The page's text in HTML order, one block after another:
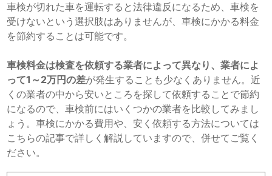
車検が切れた車を運転すると法律違反になるため、車検を
受けないという選択肢はありませんが、車検にかかる料金
を節約することは可能です。
車検料金は検査を依頼する業者によって異なり、業者によ
って1～2万円の差が発生することも少なくありません。近
くの業者の中から安いところを探して依頼することで節約
になるので、車検前にはいくつかの業者を比較してみまし
ょう。車検にかかる費用や、安く依頼する方法については
こちらの記事で詳しく解説していますので、併せてご覧く
ださい。